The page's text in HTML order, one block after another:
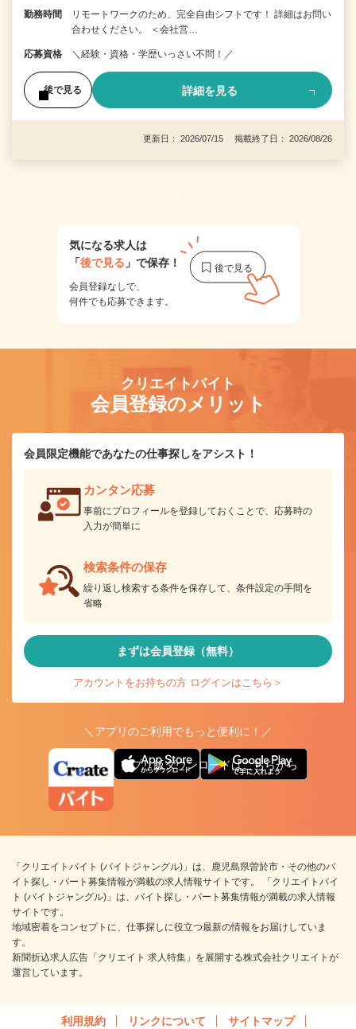
勤務時間
リモートワークのため、完全自由シフトです！ 詳細はお問い
合わせください。 ＜会社営…
応募資格 ＼経験・資格・学歴いっさい不問！／
後で見る 詳細を見る
更新日： 2026/07/15 掲載終了日： 2026/08/26
1
気になる求人は
「後で見る 」で保存！
会員登録なしで、
何件でも応募できます。
クリエイトバイト
会員登録のメリット
会員限定機能であなたの仕事探しをアシスト！
カンタン応募
事前にプロフィールを登録しておくことで、応募時の
入力が簡単に
検索条件の保存
繰り返し検索する条件を保存して、条件設定の手間を
省略
まずは会員登録（無料）
アカウントをお持ちの方 ログインはこちら＞
＼アプリのご利用でもっと便利に！／
アプリ版ダウンロードはこちらから
「クリエイトバイト (バイトジャングル)」は、鹿児島県曽於市・その他のバ
イト探し・パート募集情報が満載の求人情報サイトです。 「クリエイトバイ
ト (バイトジャングル)」は、バイト探し・パート募集情報が満載の求人情報
サイトです。
地域密着をコンセプトに、仕事探しに役立つ最新の情報をお届けしていま
す。
新聞折込求人広告「クリエイト 求人特集」を展開する株式会社クリエイトが
運営しています。
利用規約 リンクについて サイトマップ